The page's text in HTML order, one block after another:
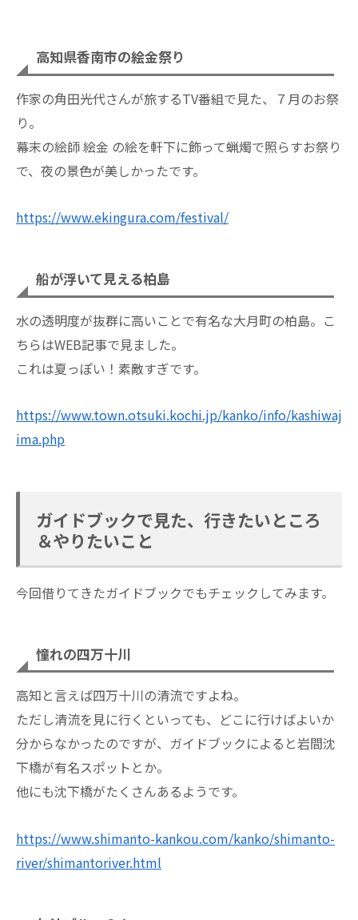
高知県香南市の絵金祭り
作家の角田光代さんが旅するTV番組で見た、７月のお祭
り。
幕末の絵師 絵金 の絵を軒下に飾って蝋燭で照らすお祭り
で、夜の景色が美しかったです。
https://www.ekingura.com/festival/
船が浮いて見える柏島
水の透明度が抜群に高いことで有名な大月町の柏島。こ
ちらはWEB記事で見ました。
これは夏っぽい！素敵すぎです。
https://www.town.otsuki.kochi.jp/kanko/info/kashiwaj
ima.php
ガイドブックで見た、行きたいところ
＆やりたいこと
今回借りてきたガイドブックでもチェックしてみます。
憧れの四万十川
高知と言えば四万十川の清流ですよね。
ただし清流を見に行くといっても、どこに行けばよいか
分からなかったのですが、ガイドブックによると岩間沈
下橋が有名スポットとか。
他にも沈下橋がたくさんあるようです。
https://www.shimanto-kankou.com/kanko/shimanto-
river/shimantoriver.html